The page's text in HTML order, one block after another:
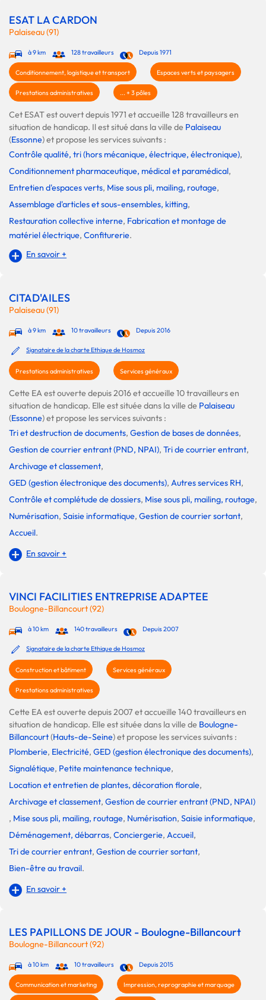
ESAT LA CARDON
Palaiseau (91)
à 9 km 128 travailleurs Depuis 1971
Conditionnement, logistique et transport Espaces verts et paysagers
Prestations administratives ... + 3 pôles
Cet ESAT est ouvert depuis 1971 et accueille 128 travailleurs en
situation de handicap. Il est situé dans la ville de Palaiseau
(Essonne) et propose les services suivants :
Contrôle qualité, tri (hors mécanique, électrique, électronique),
Conditionnement pharmaceutique, médical et paramédical,
Entretien d'espaces verts, Mise sous pli, mailing, routage,
Assemblage d'articles et sous-ensembles, kitting,
Restauration collective interne, Fabrication et montage de
matériel électrique, Confiturerie.
En savoir +
CITAD'AILES
Palaiseau (91)
à 9 km 10 travailleurs Depuis 2016
Signataire de la charte Ethique de Hosmoz
Prestations administratives Services généraux
Cette EA est ouverte depuis 2016 et accueille 10 travailleurs en
situation de handicap. Elle est située dans la ville de Palaiseau
(Essonne) et propose les services suivants :
Tri et destruction de documents, Gestion de bases de données,
Gestion de courrier entrant (PND, NPAI), Tri de courrier entrant,
Archivage et classement,
GED (gestion électronique des documents), Autres services RH,
Contrôle et complétude de dossiers, Mise sous pli, mailing, routage,
Numérisation, Saisie informatique, Gestion de courrier sortant,
Accueil.
En savoir +
VINCI FACILITIES ENTREPRISE ADAPTEE
Boulogne-Billancourt (92)
à 10 km 140 travailleurs Depuis 2007
Signataire de la charte Ethique de Hosmoz
Construction et bâtiment Services généraux
Prestations administratives
Cette EA est ouverte depuis 2007 et accueille 140 travailleurs en
situation de handicap. Elle est située dans la ville de Boulogne-
Billancourt(Hauts-de-Seine) et propose les services suivants :
Plomberie, Electricité, GED (gestion électronique des documents),
Signalétique, Petite maintenance technique,
Location et entretien de plantes, décoration florale,
Archivage et classement, Gestion de courrier entrant (PND, NPAI)
, Mise sous pli, mailing, routage, Numérisation, Saisie informatique,
Déménagement, débarras, Conciergerie, Accueil,
Tri de courrier entrant, Gestion de courrier sortant,
Bien-être au travail.
En savoir +
LES PAPILLONS DE JOUR - Boulogne-Billancourt
Boulogne-Billancourt (92)
à 10 km 10 travailleurs Depuis 2015
Communication et marketing Impression, reprographie et marquage